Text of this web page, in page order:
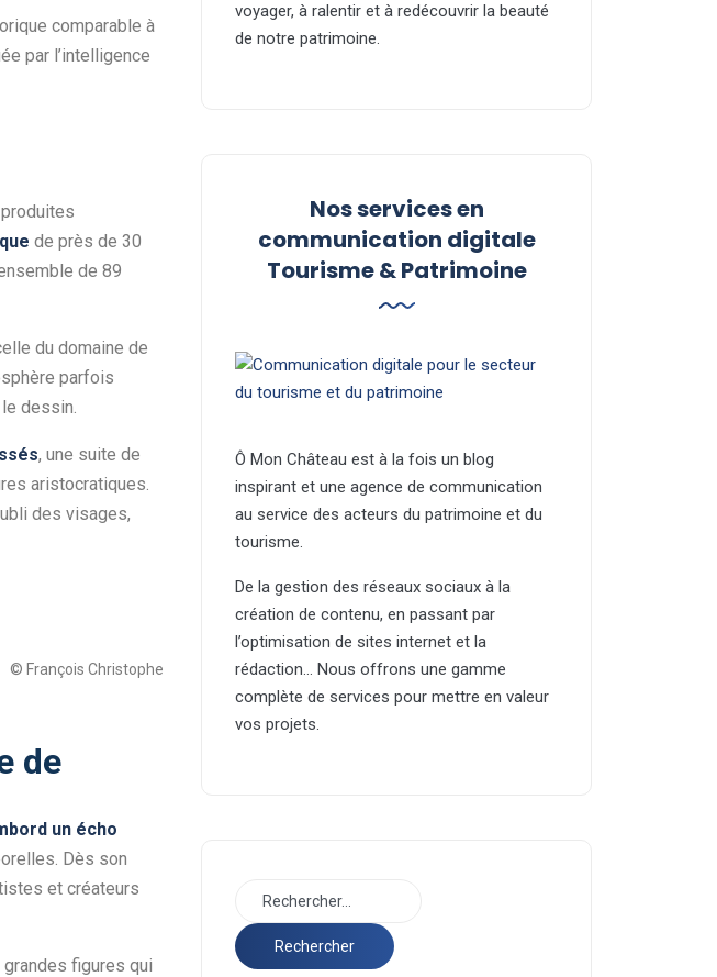
comparable à
par l’intelligence
de près de 30
de 89
du domaine de
parfois
dessin.
, une suite de
aristocratiques.
des visages,
© François Christophe
de
un écho
Dès son
et créateurs
figures qui
voyager, à ralentir et à redécouvrir la beauté
de notre patrimoine.
Nos services en
communication digitale
Tourisme & Patrimoine
Ô Mon Château est à la fois un blog
inspirant et une agence de communication
au service des acteurs du patrimoine et du
tourisme.
De la gestion des réseaux sociaux à la
création de contenu, en passant par
l’optimisation de sites internet et la
rédaction… Nous offrons une gamme
complète de services pour mettre en valeur
vos projets.